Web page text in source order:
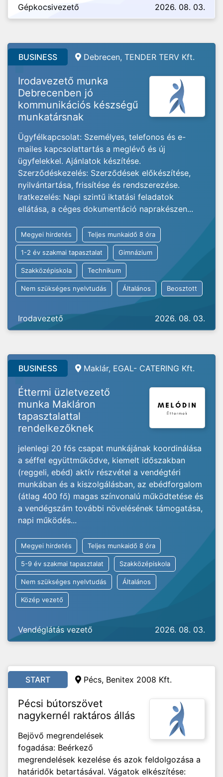
Gépkocsivezető 2026. 08. 03.
BUSINESS Debrecen, TENDER TERV Kft.
Irodavezető munka
Debrecenben jó
kommunikációs készségű
munkatársnak
Ügyfélkapcsolat: Személyes, telefonos és e-
mailes kapcsolattartás a meglévő és új
ügyfelekkel. Ajánlatok készítése.
Szerződéskezelés: Szerződések előkészítése,
nyilvántartása, frissítése és rendszerezése.
Iratkezelés: Napi szintű iktatási feladatok
ellátása, a céges dokumentáció naprakészen...
Megyei hirdetés Teljes munkaidő 8 óra
1-2 év szakmai tapasztalat Gimnázium
Szakközépiskola Technikum
Nem szükséges nyelvtudás Általános Beosztott
Irodavezető 2026. 08. 03.
BUSINESS Maklár, EGAL- CATERING Kft.
Éttermi üzletvezető
munka Makláron
tapasztalattal
rendelkezőknek
jelenlegi 20 fős csapat munkájának koordinálása
a séffel együttműködve, kiemelt időszakban
(reggeli, ebéd) aktív részvétel a vendégtéri
munkában és a kiszolgálásban, az ebédforgalom
(átlag 400 fő) magas színvonalú működtetése és
a vendégszám további növelésének támogatása,
napi működés...
Megyei hirdetés Teljes munkaidő 8 óra
5-9 év szakmai tapasztalat Szakközépiskola
Nem szükséges nyelvtudás Általános
Közép vezető
Vendéglátás vezető 2026. 08. 03.
START Pécs, Benitex 2008 Kft.
Pécsi bútorszövet
nagykernél raktáros állás
Bejövő megrendelések
fogadása: Beérkező
megrendelések kezelése és azok feldolgozása a
határidők betartásával. Vágatok elkészítése: